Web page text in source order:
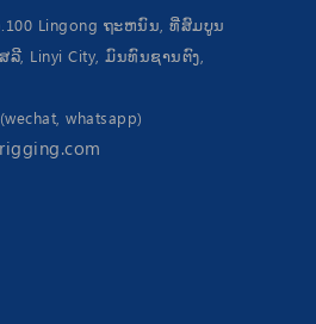
Lingong ຖະຫນົນ, ທີ່ສົມບູນ
ລີ, Linyi City, ມົນທົນຊານຕົງ,
whatsapp)